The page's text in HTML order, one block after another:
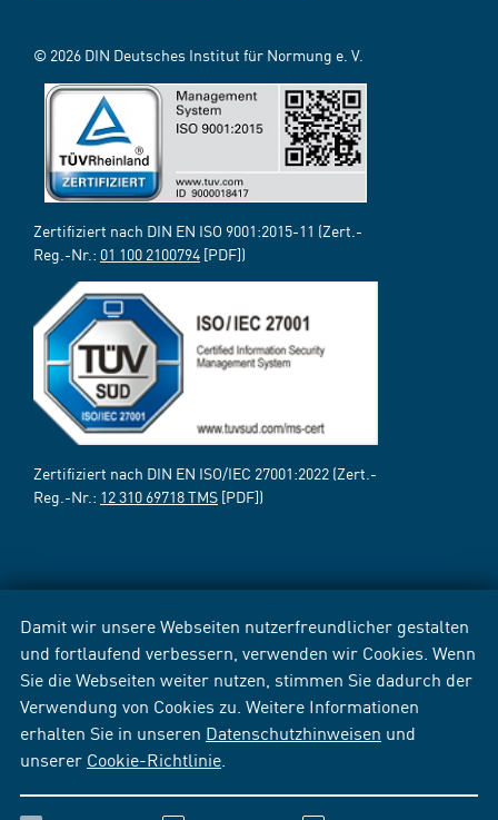
Damit wir unsere Webseiten nutzerfreundlicher gestalten
und fortlaufend verbessern, verwenden wir Cookies. Wenn
Sie die Webseiten weiter nutzen, stimmen Sie dadurch der
Verwendung von Cookies zu. Weitere Informationen
erhalten Sie in unseren Datenschutzhinweisen und
unserer Cookie-Richtlinie
© 2026 DIN Deutsches Institut für Normung e. V.
Zertifiziert nach DIN EN ISO 9001:2015-11 (Zert.-
Reg.-Nr.: 01 100 2100794 [PDF])
Zertifiziert nach DIN EN ISO/IEC 27001:2022 (Zert.-
Reg.-Nr.: 12 310 69718 TMS [PDF])